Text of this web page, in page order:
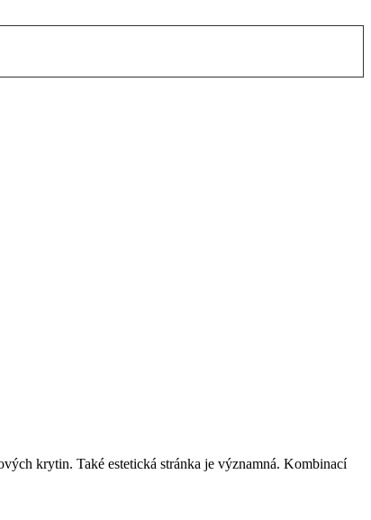
krytin. Také estetická stránka je významná. Kombinací